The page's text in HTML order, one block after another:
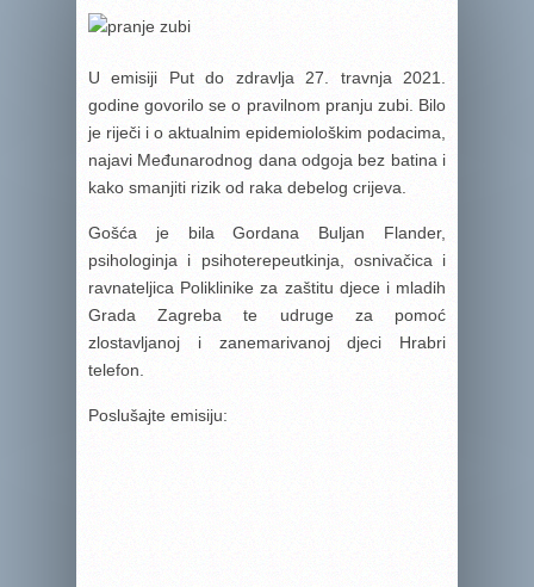
U emisiji Put do zdravlja 27. travnja 2021.
godine govorilo se o pravilnom pranju zubi. Bilo
je riječi i o aktualnim epidemiološkim podacima,
najavi Međunarodnog dana odgoja bez batina i
kako smanjiti rizik od raka debelog crijeva.
Gošća je bila Gordana Buljan Flander,
psihologinja i psihoterepeutkinja, osnivačica i
ravnateljica Poliklinike za zaštitu djece i mladih
Grada Zagreba te udruge za pomoć
zlostavljanoj i zanemarivanoj djeci Hrabri
telefon.
Poslušajte emisiju: